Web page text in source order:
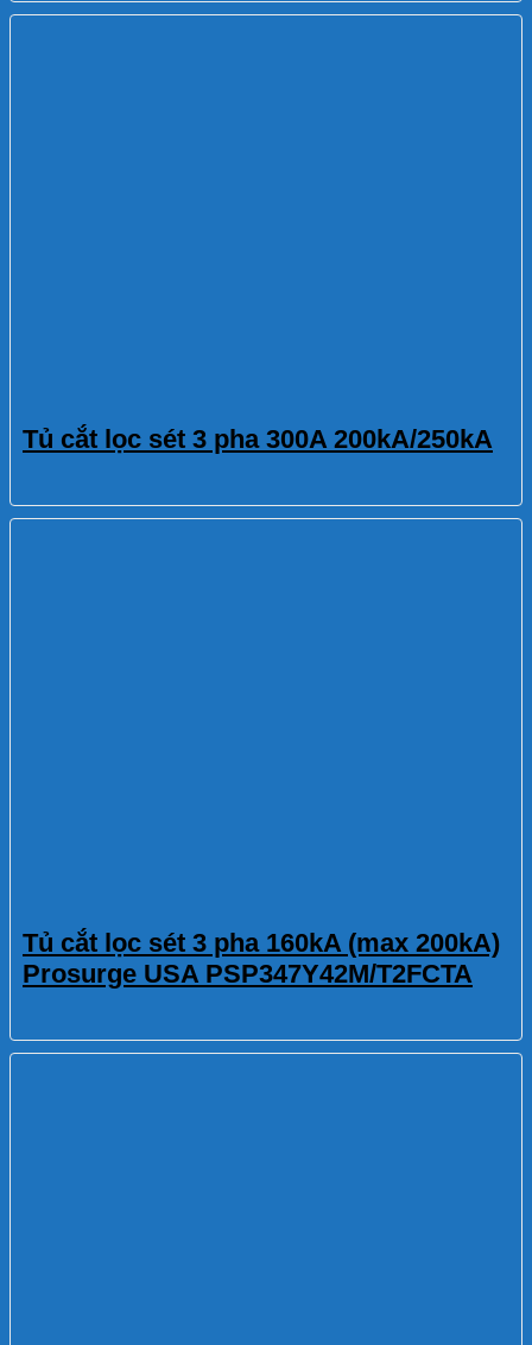
Tủ cắt lọc sét 3 pha 300A 200kA/250kA
Tủ cắt lọc sét 3 pha 160kA (max 200kA)
Prosurge USA PSP347Y42M/T2FCTA